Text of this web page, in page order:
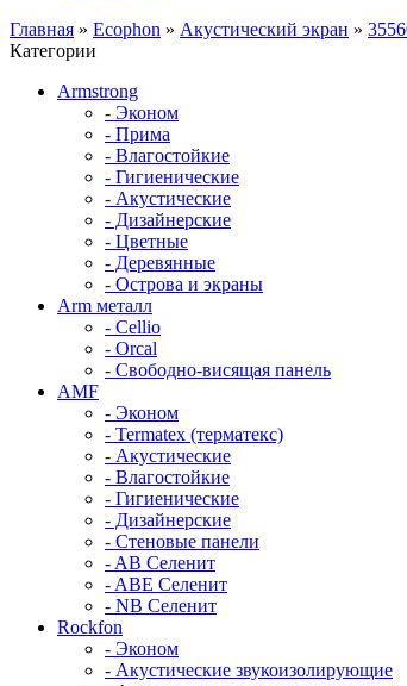
Главная » Ecophon » Акустический экран »
Категории
Armstrong
- Эконом
- Прима
- Влагостойкие
- Гигиенические
- Акустические
- Дизайнерские
- Цветные
- Деревянные
- Острова и экраны
Arm металл
- Cellio
- Orcal
- Свободно-висящая панель
AMF
- Эконом
- Termatex (терматекс)
- Акустические
- Влагостойкие
- Гигиенические
- Дизайнерские
- Стеновые панели
- AB Селенит
- ABE Селенит
- NB Селенит
Rockfon
- Эконом
- Акустические звукоизолирующие